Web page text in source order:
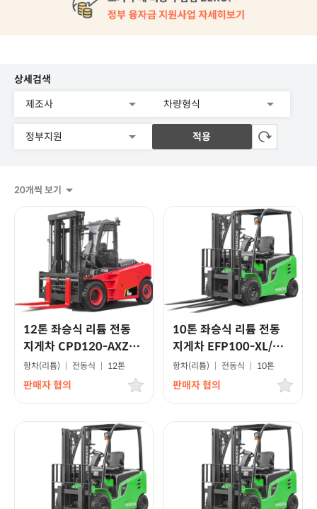
상세검색
적용
12톤 좌승식 리튬 전동
지게차 CPD120-AXZ/
고급형
항차(리튬) | 전동식 | 12톤
판매자 협의
10톤 좌승식 리튬 전동
지게차 EFP100-XL/
고급형모델
항차(리튬) | 전동식 | 10톤
판매자 협의